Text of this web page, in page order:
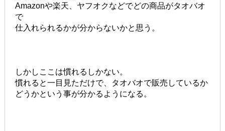
Amazonや楽天、ヤフオクなどでどの商品がタオバオ
で
仕入れられるかが分からないかと思う。
しかしここは慣れるしかない。
慣れると一目見ただけで、タオバオで販売しているか
どうかという事が分かるようになる。